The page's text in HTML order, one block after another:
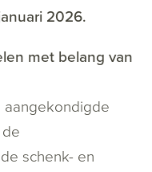
2026.
met belang van
aangekondigde
schenk- en